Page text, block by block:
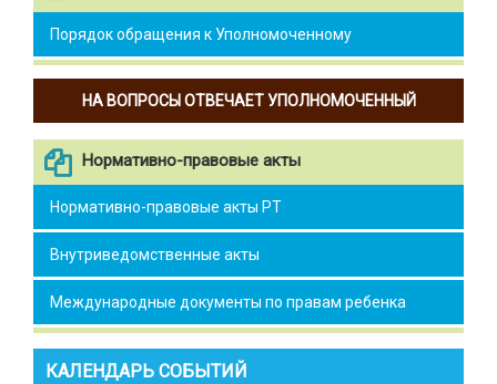
Порядок обращения к Уполномоченному
НА ВОПРОСЫ ОТВЕЧАЕТ УПОЛНОМОЧЕННЫЙ
Нормативно-правовые акты
Нормативно-правовые акты РТ
Внутриведомственные акты
Международные документы по правам ребенка
КАЛЕНДАРЬ СОБЫТИЙ